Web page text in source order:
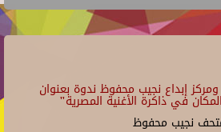
إبداع نجيب محفوظ ندوة بعنوان
في ذاكرة الأغنية المصرية"
نجيب محفوظ